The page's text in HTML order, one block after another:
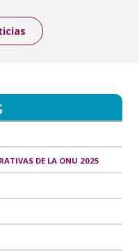
DE LA ONU 2025